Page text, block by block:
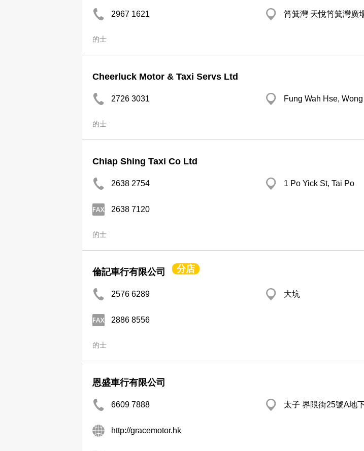
2967 1621 筲箕灣 天悅筲箕灣廣
的士
Cheerluck Motor & Taxi Servs Ltd
2726 3031 Fung Wah Hse,
的士
Chiap Shing Taxi Co Ltd
2638 2754 1 Po Yick St, Tai Po
2638 7120
的士
倫記車行有限公司 分店
2576 6289 大坑
2886 8556
的士
恩盛車行有限公司
6609 7888 太子 界限街25號A地
http://gracemotor.hk